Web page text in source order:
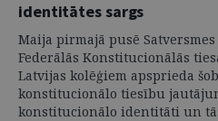
identitātes sargs
Maija pirmajā pusē Satversmes
Federālās Konstitucionālās
Latvijas kolēģiem apsprieda
konstitucionālo tiesību
konstitucionālo identitāti un